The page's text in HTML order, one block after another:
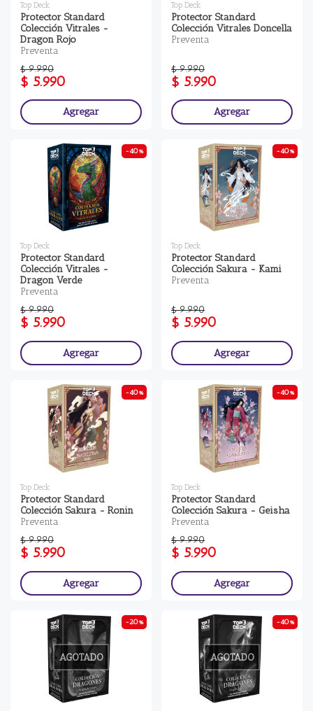
Top Deck
Protector Standard
Colección Vitrales -
Dragon Rojo
Preventa
$ 9.990
$ 5.990
Agregar
Top Deck
Protector Standard
Colección Vitrales Doncella
Preventa
$ 9.990
$ 5.990
Agregar
-40%
Top Deck
Protector Standard
Colección Vitrales -
Dragon Verde
Preventa
$ 9.990
$ 5.990
Agregar
-40%
Top Deck
Protector Standard
Colección Sakura - Kami
Preventa
$ 9.990
$ 5.990
Agregar
-40%
Top Deck
Protector Standard
Colección Sakura - Ronin
Preventa
$ 9.990
$ 5.990
Agregar
-40%
Top Deck
Protector Standard
Colección Sakura - Geisha
Preventa
$ 9.990
$ 5.990
Agregar
-20%
AGOTADO
-40%
AGOTADO